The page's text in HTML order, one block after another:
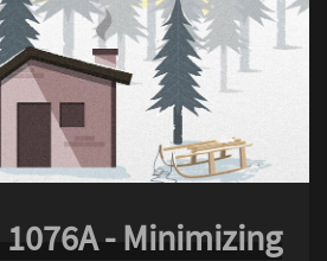
- Minimizing